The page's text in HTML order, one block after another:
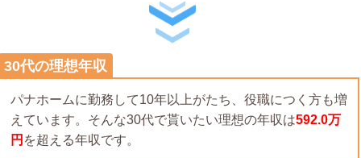
30代の理想年収
パナホームに勤務して10年以上がたち、役職につく方も増
えています。そんな30代で貰いたい理想の年収は592.0万
円 を超える年収です。